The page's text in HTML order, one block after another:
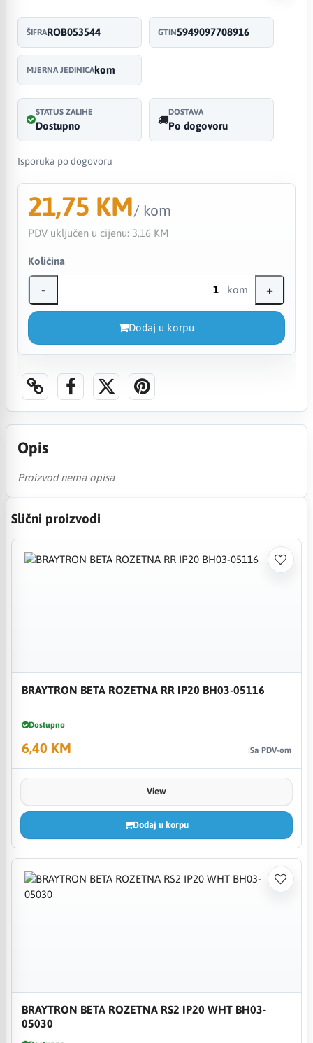
ŠIFRAROB053544 GTIN5949097708916
MJERNA JEDINICAkom
STATUS ZALIHE
Dostupno
DOSTAVA
Po dogovoru
Isporuka po dogovoru
21,75 KM/ kom
PDV uključen u cijenu: 3,16 KM
Količina
- kom +
Dodaj u korpu
Opis
Proizvod nema opisa
Slični proizvodi
BRAYTRON BETA ROZETNA RR IP20 BH03-05116
Dostupno
6,40 KM Sa PDV-om
View
Dodaj u korpu
BRAYTRON BETA ROZETNA RS2 IP20 WHT BH03-
05030